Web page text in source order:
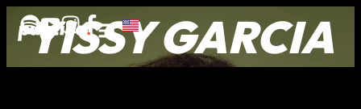
YISSY GARCIA